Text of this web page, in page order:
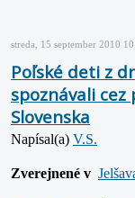
streda, 15 september 2010
Poľské deti z
spoznávali
Slovenska
Napísal(a) V.S.
Zverejnené v